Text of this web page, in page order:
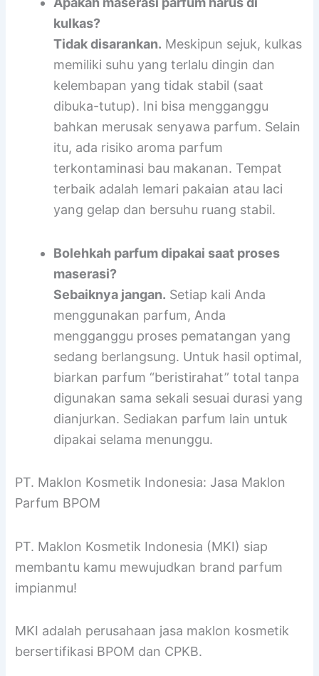
terkontrol, bukan menguapkan parfum
Anda.
Apakah maserasi parfum harus di
kulkas?
Tidak disarankan. Meskipun sejuk, kulkas
memiliki suhu yang terlalu dingin dan
kelembapan yang tidak stabil (saat
dibuka-tutup). Ini bisa mengganggu
bahkan merusak senyawa parfum. Selain
itu, ada risiko aroma parfum
terbaik adalah lemari pakaian atau laci
yang gelap dan bersuhu ruang stabil.
Bolehkah parfum dipakai saat proses
maserasi?
Sebaiknya jangan.Setiap kali Anda
menggunakan parfum, Anda
mengganggu proses pematangan yang
sedang berlangsung. Untuk hasil optimal,
biarkan parfum “beristirahat” total tanpa
dianjurkan. Sediakan parfum lain untuk
dipakai selama menunggu.
PT. Maklon Kosmetik Indonesia: Jasa Maklon
Parfum BPOM
membantu kamu mewujudkan brand parfum
impianmu!